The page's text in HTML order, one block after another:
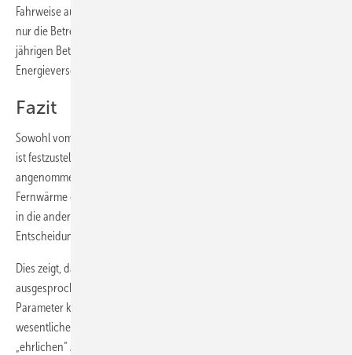
Fahrweise aus Strom- und Wärmeproduktion. Solche Fragen können
nur die Betreiber beantworten, wobei die Un­wägbarkeiten eines 20-
jährigen Betrachtungszeitraums und der parallelen Entwicklung in der
Energieversorgung nicht zu vernachlässigen sind.
Fazit
Sowohl vom ökologischen als auch vom ökonomischen Standpunkt
ist festzustellen, dass je nach Bewertungsschema und
angenommenen Randbedingungen die Varianten Nah- und
Fernwärme dicht beieinander liegen können und mal in die eine oder
in die andere Richtung „ausschlagen“ können, wenn es um eine finale
Entscheidung ginge.
Dies zeigt, dass abschließend nur eine ­konkrete Empfehlung
ausgesprochen werden kann, wenn alle Beteiligten auf Basis gleicher
Parameter konkrete interne Bilanzen und ­Angebote erstellen. Die
wesentlichen „Stellschrauben“ sind hierbei die Wahl der ge­eigneten
„ehrlichen“ Allokationsmethode sowie die zu erwartende